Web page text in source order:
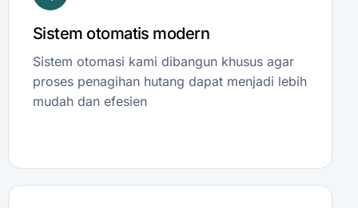
Sistem otomatis modern
Sistem otomasi kami dibangun khusus agar
proses penagihan hutang dapat menjadi lebih
mudah dan efesien